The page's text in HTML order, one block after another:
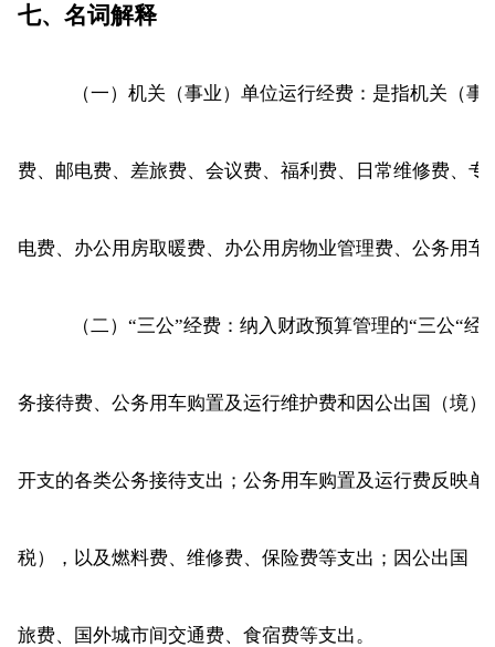
七、名词解释
（一）机关（事业）单位运行经费：是指机关（
费、邮电费、差旅费、会议费、福利费、日常维修费、
电费、办公用房取暖费、办公用房物业管理费、公务用
（二）“三公”经费：纳入财政预算管理的“三公“
务接待费、公务用车购置及运行维护费和因公出国（境
开支的各类公务接待支出；公务用车购置及运行费反映
税），以及燃料费、维修费、保险费等支出；因公出国
旅费、国外城市间交通费、食宿费等支出。